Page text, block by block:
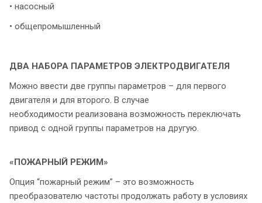
• насосный
• общепромышленный
ДВА НАБОРА ПАРАМЕТРОВ ЭЛЕКТРОДВИГАТЕЛЯ
Можно ввести две группы параметров – для первого
двигателя и для второго. В случае
необходимости реализована возможность переключать
привод с одной группы параметров на другую.
«ПОЖАРНЫЙ РЕЖИМ»
Опция “пожарный режим” – это возможность
преобразователю частоты продолжать работу в условиях